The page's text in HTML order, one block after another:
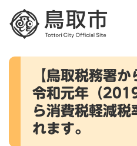
メニューを飛
本
【鳥取税務署か
令和元年（
ら消費税軽減税
れます。